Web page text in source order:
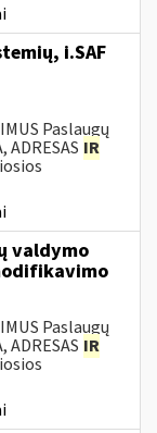
i.SAF
Paslaugų
IR
valdymo
Paslaugų
IR